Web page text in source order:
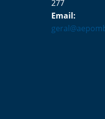
277
Email: